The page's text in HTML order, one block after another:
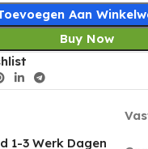
Aan
Buy Now
1-3 Werk Dagen